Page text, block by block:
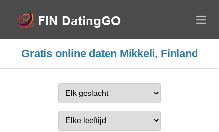
Gratis online daten Mikkeli, Finland